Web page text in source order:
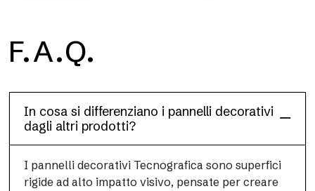
F.A.Q.
In cosa si differenziano i pannelli decorativi
dagli altri prodotti?
I pannelli decorativi Tecnografica sono superfici
rigide ad alto impatto visivo, pensate per creare